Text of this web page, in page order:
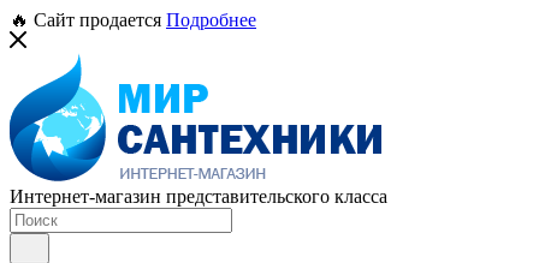
🔥 Сайт продается Подробнее
Интернет-магазин представительского класса